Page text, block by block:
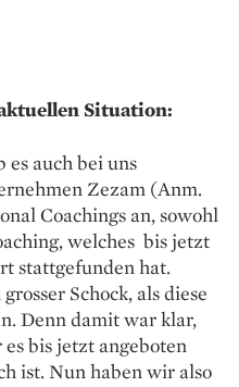
Situation:
es auch bei uns
Zezam (Anm.
Coachings an, sowohl
welches bis jetzt
stattgefunden hat.
Schock, als diese
Denn damit war klar,
bis jetzt angeboten
ist. Nun haben wir also